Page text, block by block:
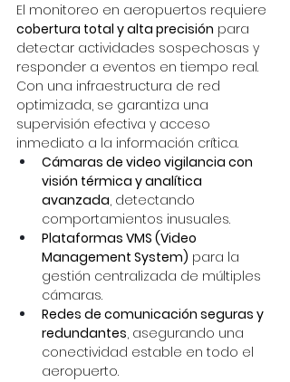
El monitoreo en aeropuertos requiere
cobertura total y alta precisión para
detectar actividades sospechosas y
responder a eventos en tiempo real.
Con una infraestructura de red
optimizada, se garantiza una
supervisión efectiva y acceso
inmediato a la información crítica.
Cámaras de video vigilancia con
visión térmica y analítica
avanzada, detectando
comportamientos inusuales.
Plataformas VMS (Video
Management System) para la
gestión centralizada de múltiples
cámaras.
Redes de comunicación seguras y
redundantes, asegurando una
conectividad estable en todo el
aeropuerto.